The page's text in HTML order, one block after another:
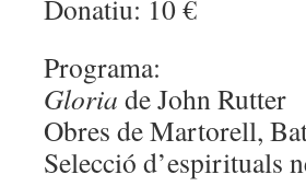
Donatiu: 10 €
Programa:
Gloria de John Rutter
Obres de Martorell,
Selecció d’espirituals